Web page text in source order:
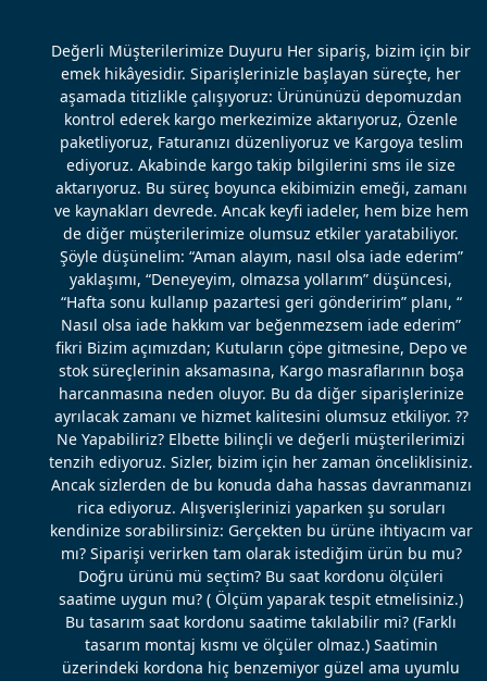
Değerli Müşterilerimize Duyuru Her sipariş, bizim için bir
emek hikâyesidir. Siparişlerinizle başlayan süreçte, her
aşamada titizlikle çalışıyoruz: Ürününüzü depomuzdan
kontrol ederek kargo merkezimize aktarıyoruz, Özenle
paketliyoruz, Faturanızı düzenliyoruz ve Kargoya teslim
ediyoruz. Akabinde kargo takip bilgilerini sms ile size
aktarıyoruz. Bu süreç boyunca ekibimizin emeği, zamanı
ve kaynakları devrede. Ancak keyfi iadeler, hem bize hem
de diğer müşterilerimize olumsuz etkiler yaratabiliyor.
Şöyle düşünelim: “Aman alayım, nasıl olsa iade ederim”
yaklaşımı, “Deneyeyim, olmazsa yollarım” düşüncesi,
“Hafta sonu kullanıp pazartesi geri gönderirim” planı, “
Nasıl olsa iade hakkım var beğenmezsem iade ederim”
fikri Bizim açımızdan; Kutuların çöpe gitmesine, Depo ve
stok süreçlerinin aksamasına, Kargo masraflarının boşa
harcanmasına neden oluyor. Bu da diğer siparişlerinize
ayrılacak zamanı ve hizmet kalitesini olumsuz etkiliyor. ??
Ne Yapabiliriz? Elbette bilinçli ve değerli müşterilerimizi
tenzih ediyoruz. Sizler, bizim için her zaman önceliklisiniz.
Ancak sizlerden de bu konuda daha hassas davranmanızı
rica ediyoruz. Alışverişlerinizi yaparken şu soruları
kendinize sorabilirsiniz: Gerçekten bu ürüne ihtiyacım var
mı? Siparişi verirken tam olarak istediğim ürün bu mu?
Doğru ürünü mü seçtim? Bu saat kordonu ölçüleri
saatime uygun mu? ( Ölçüm yaparak tespit etmelisiniz.)
Bu tasarım saat kordonu saatime takılabilir mi? (Farklı
tasarım montaj kısmı ve ölçüler olmaz.) Saatimin
üzerindeki kordona hiç benzemiyor güzel ama uyumlu